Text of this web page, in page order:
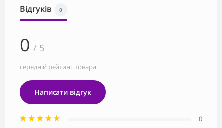
Відгуків 0
0 / 5
середній рейтинг товара
Написати відгук
0